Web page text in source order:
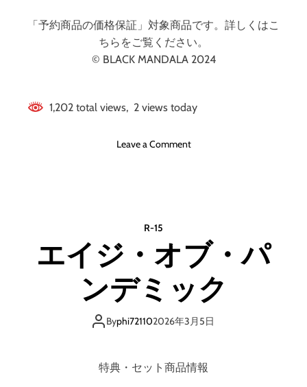
「予約商品の価格保証」対象商品です。詳しくはこ
ちらをご覧ください。
© BLACK MANDALA 2024
1,202 total views, 2 views today
Leave a Commento
タ
ー
ト
モ
・
R-15
エイジ・オブ・パ
ンデミック
Byphi721102026年3月5日
特典・セット商品情報